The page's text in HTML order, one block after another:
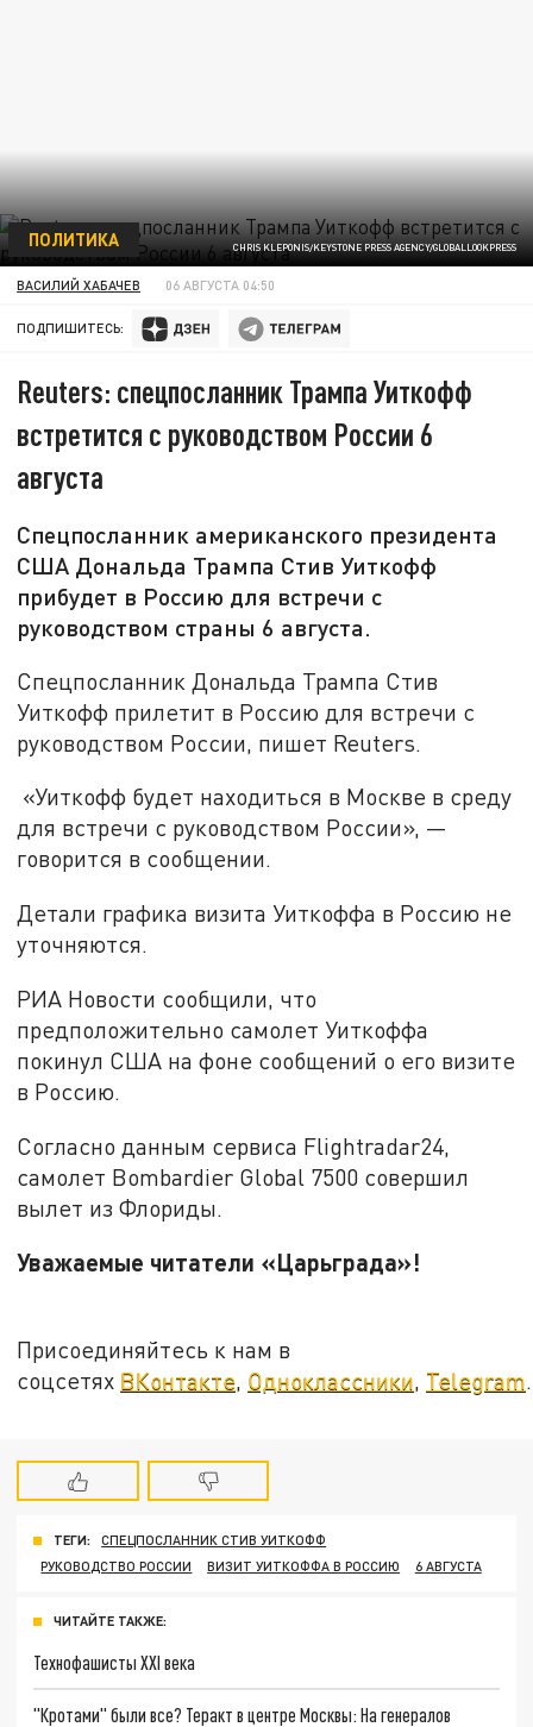
CHRIS KLEPONIS/KEYSTONE PRESS AGENCY/GLOBALLOOKPRESS
ПОЛИТИКА
ВАСИЛИЙ ХАБАЧЕВ 06 АВГУСТА 04:50
ПОДПИШИТЕСЬ:
Reuters: спецпосланник Трампа Уиткофф
встретится с руководством России 6
августа
Спецпосланник американского президента
США Дональда Трампа Стив Уиткофф
прибудет в Россию для встречи с
руководством страны 6 августа.
Спецпосланник Дональда Трампа Стив
Уиткофф прилетит в Россию для встречи с
руководством России, пишет Reuters.
«Уиткофф будет находиться в Москве в среду
для встречи с руководством России», —
говорится в сообщении.
Детали графика визита Уиткоффа в Россию не
уточняются.
РИА Новости сообщили, что
предположительно самолет Уиткоффа
покинул США на фоне сообщений о его визите
в Россию.
Согласно данным сервиса Flightradar24,
самолет Bombardier Global 7500 совершил
вылет из Флориды.
Уважаемые читатели «Царьграда»!
Присоединяйтесь к нам в
соцсетях ВКонтакте, Одноклассники, Telegram.
ТЕГИ:
СПЕЦПОСЛАННИК СТИВ УИТКОФФ
РУКОВОДСТВО РОССИИ
ВИЗИТ УИТКОФФА В РОССИЮ 6 АВГУСТА
ЧИТАЙТЕ ТАКЖЕ:
Технофашисты XXI века
"Кротами" были все? Теракт в центре Москвы: На генералов